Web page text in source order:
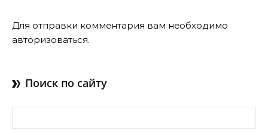
Для отправки комментария вам необходимо
авторизоваться.
Поиск по сайту